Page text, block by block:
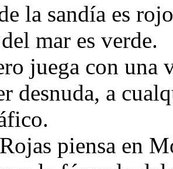
la sandía es
mar es verde.
juega con una
desnuda, a
piensa en